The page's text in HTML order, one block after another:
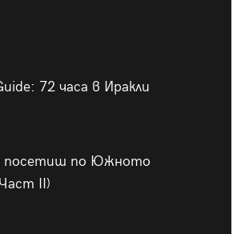
72 часа в Иракли
посетиш по Южното
II)